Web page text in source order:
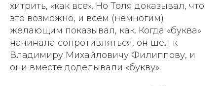
хитрить, «как все». Но Толя доказывал, что
это возможно, и всем (немногим)
желающим показывал, как. Когда «буква»
начинала сопротивляться, он шел к
Владимиру Михайловичу Филиппову, и
они вместе доделывали «букву».